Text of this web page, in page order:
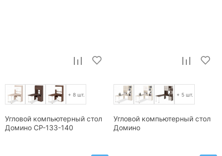
+ 8 шт.
Угловой компьютерный стол
Домино СР-133-140
+ 5 шт.
Угловой компьютерный стол
Домино